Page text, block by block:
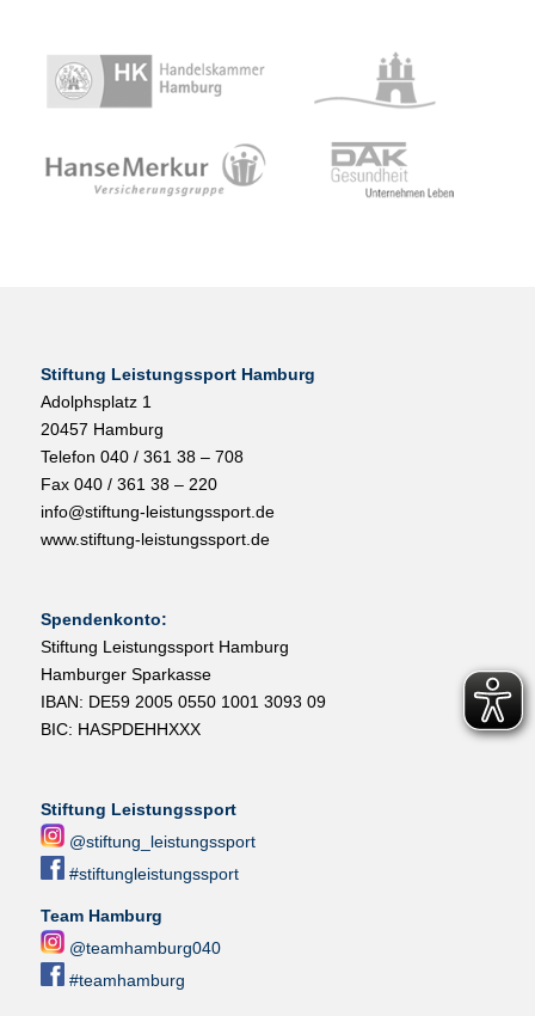
Stiftung Leistungssport Hamburg
Adolphsplatz 1
20457 Hamburg
Telefon 040 / 361 38 – 708
Fax 040 / 361 38 – 220
info@stiftung-leistungssport.de
www.stiftung-leistungssport.de
Spendenkonto:
Stiftung Leistungssport Hamburg
Hamburger Sparkasse
IBAN: DE59 2005 0550 1001 3093 09
BIC: HASPDEHHXXX
Stiftung Leistungssport
@stiftung_leistungssport
#stiftungleistungssport
Team Hamburg
@teamhamburg040
#teamhamburg